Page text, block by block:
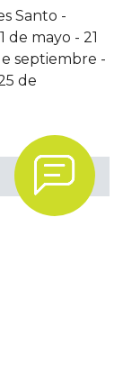
Santo -
1 de mayo - 21
septiembre -
de
.